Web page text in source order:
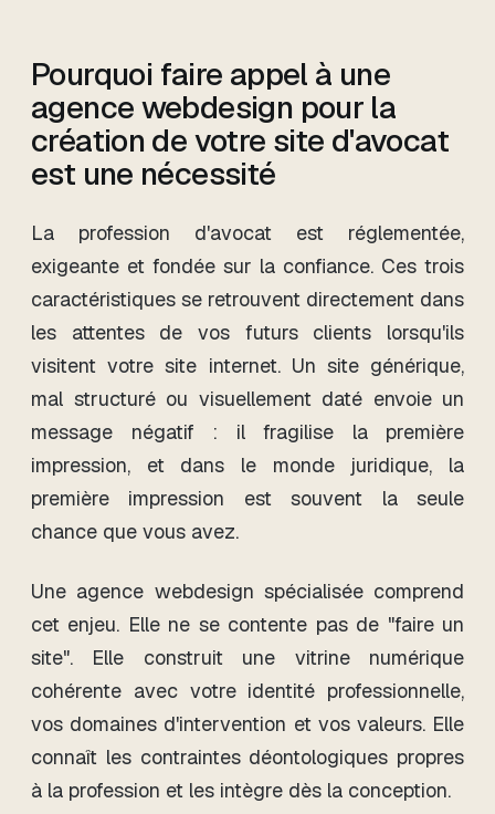
Pourquoi faire appel à une
agence webdesign pour la
création de votre site d'avocat
est une nécessité
La profession d'avocat est réglementée,
exigeante et fondée sur la confiance. Ces trois
caractéristiques se retrouvent directement dans
les attentes de vos futurs clients lorsqu'ils
visitent votre site internet. Un site générique,
mal structuré ou visuellement daté envoie un
message négatif : il fragilise la première
impression, et dans le monde juridique, la
première impression est souvent la seule
chance que vous avez.
Une agence webdesign spécialisée comprend
cet enjeu. Elle ne se contente pas de "faire un
site". Elle construit une vitrine numérique
cohérente avec votre identité professionnelle,
vos domaines d'intervention et vos valeurs. Elle
connaît les contraintes déontologiques propres
à la profession et les intègre dès la conception.